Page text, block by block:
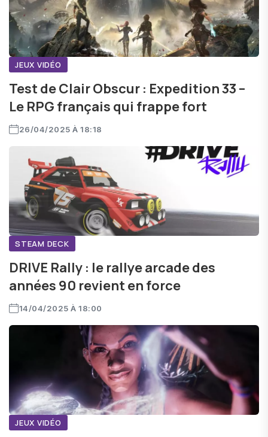
JEUX VIDÉO
Test de Clair Obscur : Expedition 33 –
Le RPG français qui frappe fort
26/04/2025 À 18:18
STEAM DECK
DRIVE Rally : le rallye arcade des
années 90 revient en force
14/04/2025 À 18:00
JEUX VIDÉO